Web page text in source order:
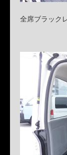
全席ブラック